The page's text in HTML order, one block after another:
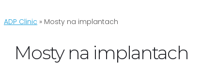
ADP Clinic » Mosty na implantach
Mosty na implantach